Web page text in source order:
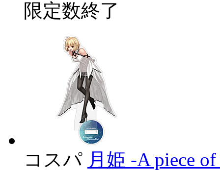
限定数終了
コスパ 月姫 -A piece